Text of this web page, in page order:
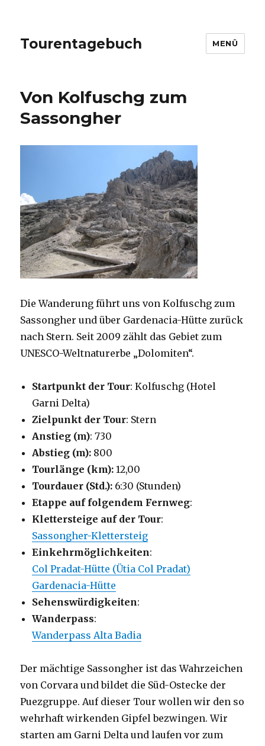
Tourentagebuch MENÜ
Von Kolfuschg zum
Sassongher
Die Wanderung führt uns von Kolfuschg zum
Sassongher und über Gardenacia-Hütte zurück
nach Stern. Seit 2009 zählt das Gebiet zum
UNESCO-Weltnaturerbe „Dolomiten“.
Startpunkt der Tour: Kolfuschg (Hotel
Garni Delta)
Zielpunkt der Tour: Stern
Anstieg (m): 730
Abstieg (m): 800
Tourlänge (km):12,00
Tourdauer (Std.): 6:30 (Stunden)
Etappe auf folgendem Fernweg:
Klettersteige auf der Tour:
Sassongher-Klettersteig
Einkehrmöglichkeiten:
Col Pradat-Hütte (Ütia Col Pradat)
Gardenacia-Hütte
Sehenswürdigkeiten:
Wanderpass:
Wanderpass Alta Badia
Der mächtige Sassongher ist das Wahrzeichen
von Corvara und bildet die Süd-Ostecke der
Puezgruppe. Auf dieser Tour wollen wir den so
wehrhaft wirkenden Gipfel bezwingen. Wir
starten am Garni Delta und laufen vor zum